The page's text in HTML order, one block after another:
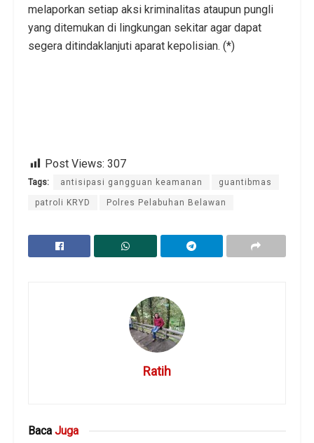
melaporkan setiap aksi kriminalitas ataupun pungli
yang ditemukan di lingkungan sekitar agar dapat
segera ditindaklanjuti aparat kepolisian. (*)
Post Views: 307
Tags: antisipasi gangguan keamanan guantibmas
patroli KRYD Polres Pelabuhan Belawan
Ratih
Baca Juga